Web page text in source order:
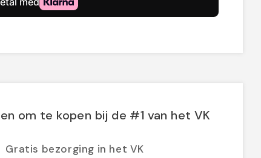
om te kopen bij de #1 van het VK
Gratis bezorging in het VK